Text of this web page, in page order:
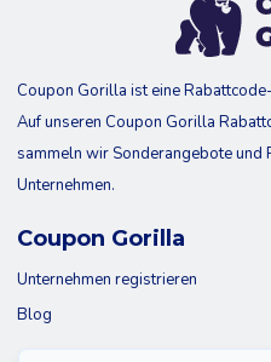
Coupon Gorilla ist eine
Auf unseren Coupon Gorilla
sammeln wir Sonderangebote
Unternehmen.
Coupon Gorilla
Unternehmen registrieren
Blog